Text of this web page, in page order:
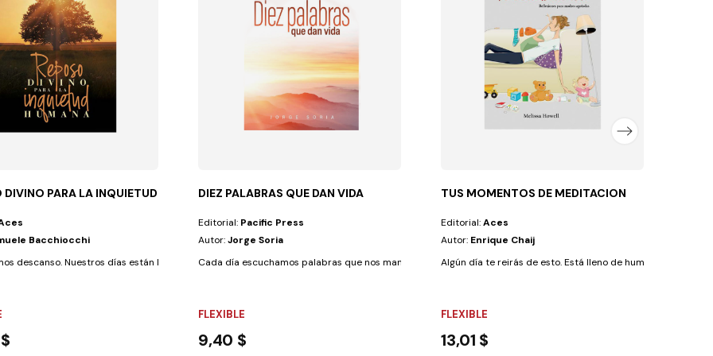
a las que podemos...
DIVINO PARA LA INQUIETUD HUMANA
Bacchiocchi
descanso. Nuestros días están llenos de tensión, corridas y estrés....
DIEZ PALABRAS QUE DAN VIDA
Editorial: Pacific Press
Autor:Jorge Soria
Cada día escuchamos palabras que nos mantienen en movimiento: palabras de nuestros...
FLEXIBLE
9,40 $
TUS MOMENTOS DE MEDITACION
Editorial:Aces
Autor: Enrique Chaij
Algún día te reirás de esto. Está lleno de humor, lecciones
FLEXIBLE
13,01 $